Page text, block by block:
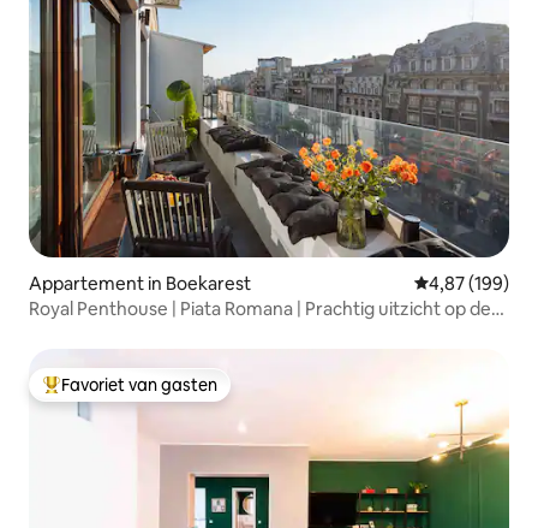
Appartement in Boekarest Gemiddelde
4,87 (199)
Royal Penthouse | Piata Romana | Prachtig uitzicht op de
Topfavoriet van gasten
Favoriet van gasten